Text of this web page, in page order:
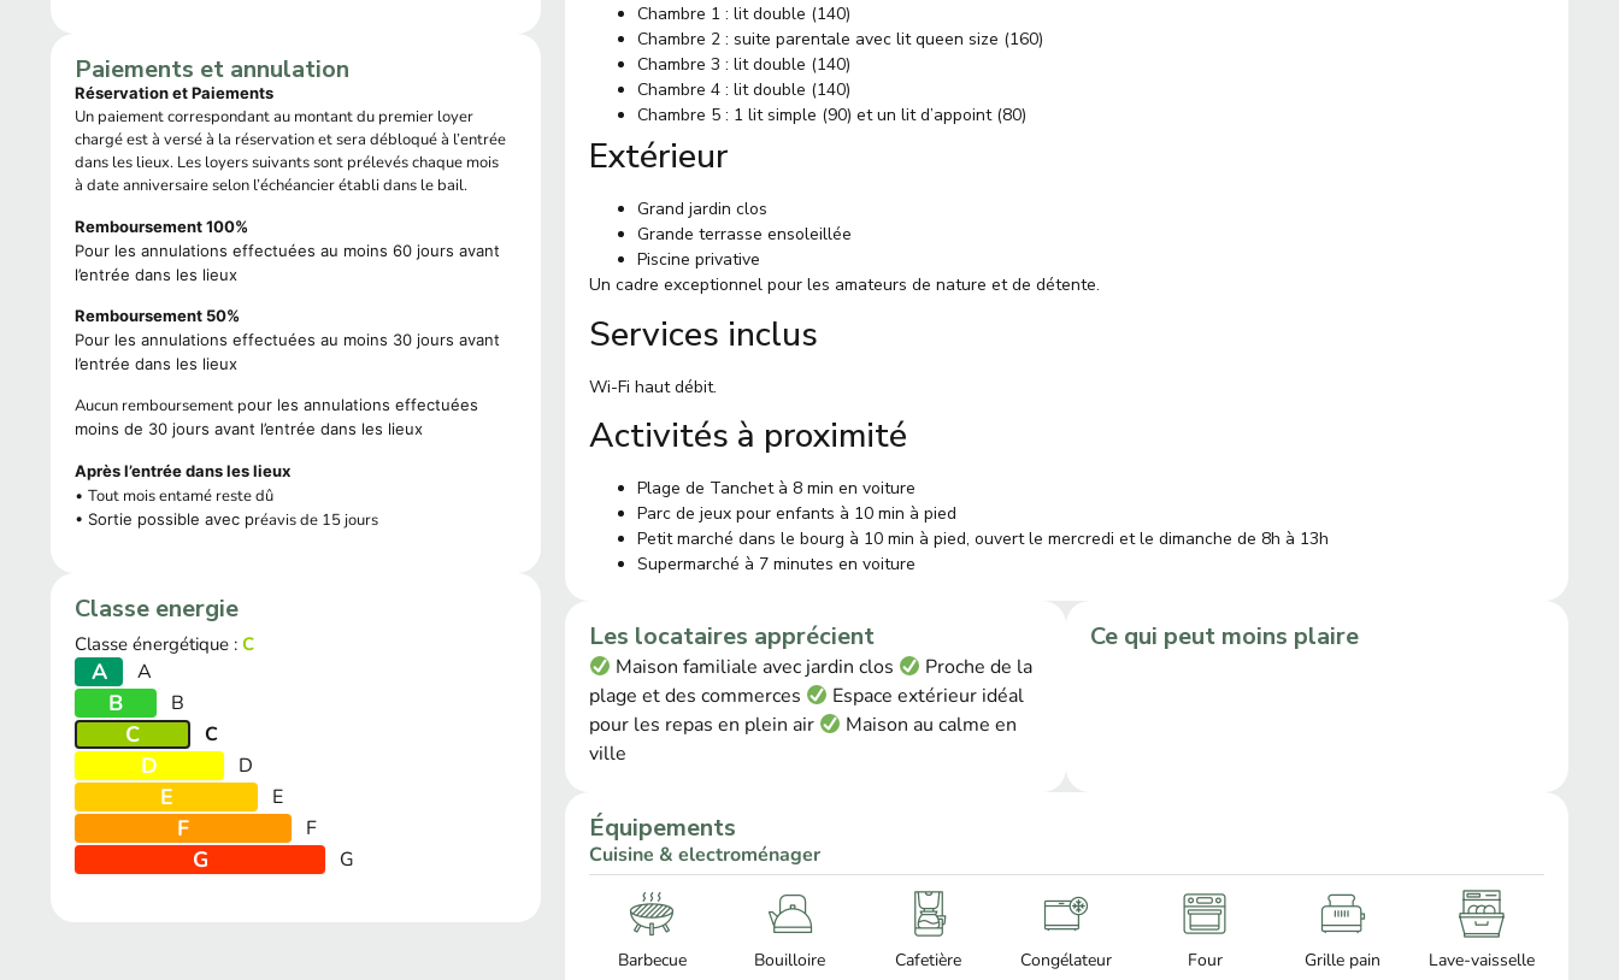
Paiements et annulation
Réservation et Paiements
Un paiement correspondant au montant du premier loyer
chargé est à versé à la réservation et sera débloqué à l’entrée
dans les lieux. Les loyers suivants sont prélevés chaque mois
à date anniversaire selon l’échéancier établi dans le bail.
Remboursement 100%
Pour les annulations effectuées au moins 60 jours avant
l’entrée dans les lieux
Remboursement 50%
Pour les annulations effectuées au moins 30 jours avant
l’entrée dans les lieux
Aucun remboursement pour les annulations effectuées
moins de 30 jours avant l’entrée dans les lieux
Après l’entrée dans les lieux
• Tout mois entamé reste dû
• Sortie possible avec préavis de 15 jours
Classe energie
Classe énergétique : C
A A
B B
C C
D D
E E
F F
G G
Chambre 1 : lit double (140)
Chambre 2 : suite parentale avec lit queen size (160)
Chambre 3 : lit double (140)
Chambre 4 : lit double (140)
Chambre 5 : 1 lit simple (90) et un lit d’appoint (80)
Extérieur
Grand jardin clos
Grande terrasse ensoleillée
Piscine privative
Un cadre exceptionnel pour les amateurs de nature et de détente.
Services inclus
Wi-Fi haut débit.
Activités à proximité
Plage de Tanchet à 8 min en voiture
Parc de jeux pour enfants à 10 min à pied
Petit marché dans le bourg à 10 min à pied, ouvert le mercredi et le dimanche de 8h à 13h
Supermarché à 7 minutes en voiture
Les locataires apprécient
Maison familiale avec jardin clos
Proche de la
plage et des commerces
Espace extérieur idéal
pour les repas en plein air
Maison au calme en
ville
Ce qui peut moins plaire
Équipements
Cuisine & electroménager
Barbecue Bouilloire Cafetière Congélateur Four Grille pain Lave-vaisselle